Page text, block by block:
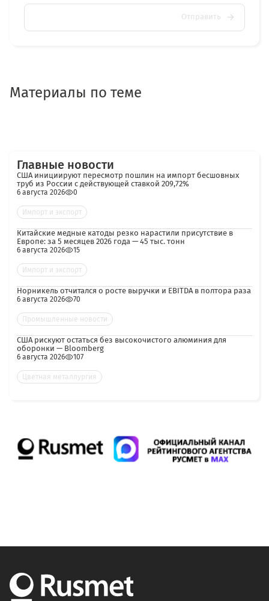
Отправить
Материалы по теме
Главные новости
США инициируют пересмотр пошлин на импорт бесшовных
труб из России с действующей ставкой 209,72%
6 августа 2026 0
Импорт и экспорт
Китайские медные катоды резко нарастили присутствие в
Европе: за 5 месяцев 2026 года — 45 тыс. тонн
6 августа 2026 15
Импорт и экспорт
Норникель отчитался о росте выручки и EBITDA в полтора раза
6 августа 2026 70
Промышленные новости
США рискуют остаться без высокочистого алюминия для
оборонки — Bloomberg
6 августа 2026 107
Цветная металлургия